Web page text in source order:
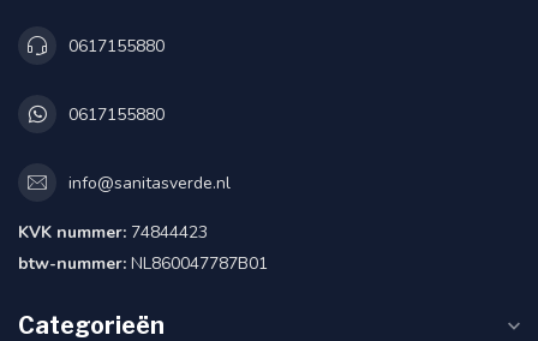
0617155880
0617155880
info@sanitasverde.nl
KVK nummer: 74844423
btw-nummer: NL860047787B01
Categorieën